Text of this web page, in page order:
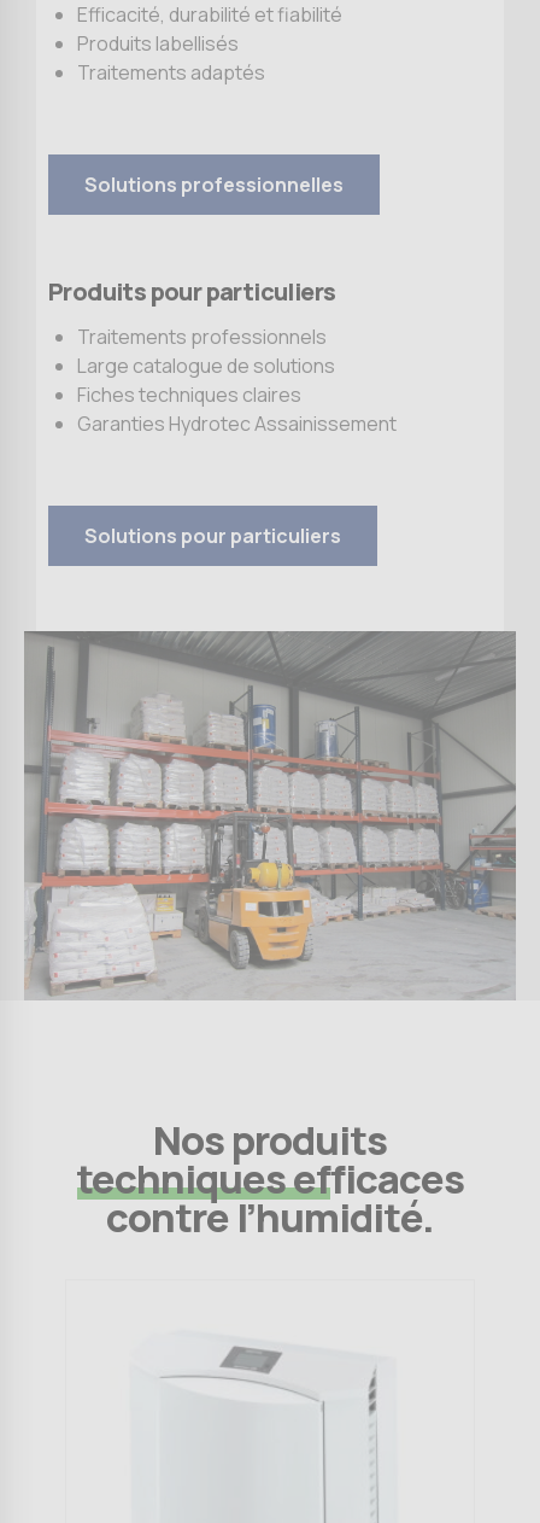
Efficacité, durabilité et fiabilité
Produits labellisés
Traitements adaptés
Solutions professionnelles
Produits pour particuliers
Traitements professionnels
Large catalogue de solutions
Fiches techniques claires
Garanties Hydrotec Assainissement
Solutions pour particuliers
Nos produits
techniques efficaces
contre l’humidité.